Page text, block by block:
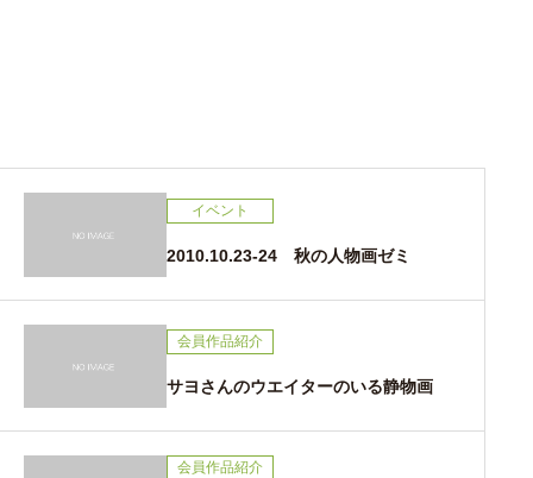
イベント
2010.10.23-24 秋の人物画ゼミ
会員作品紹介
サヨさんのウエイターのいる静物画
会員作品紹介